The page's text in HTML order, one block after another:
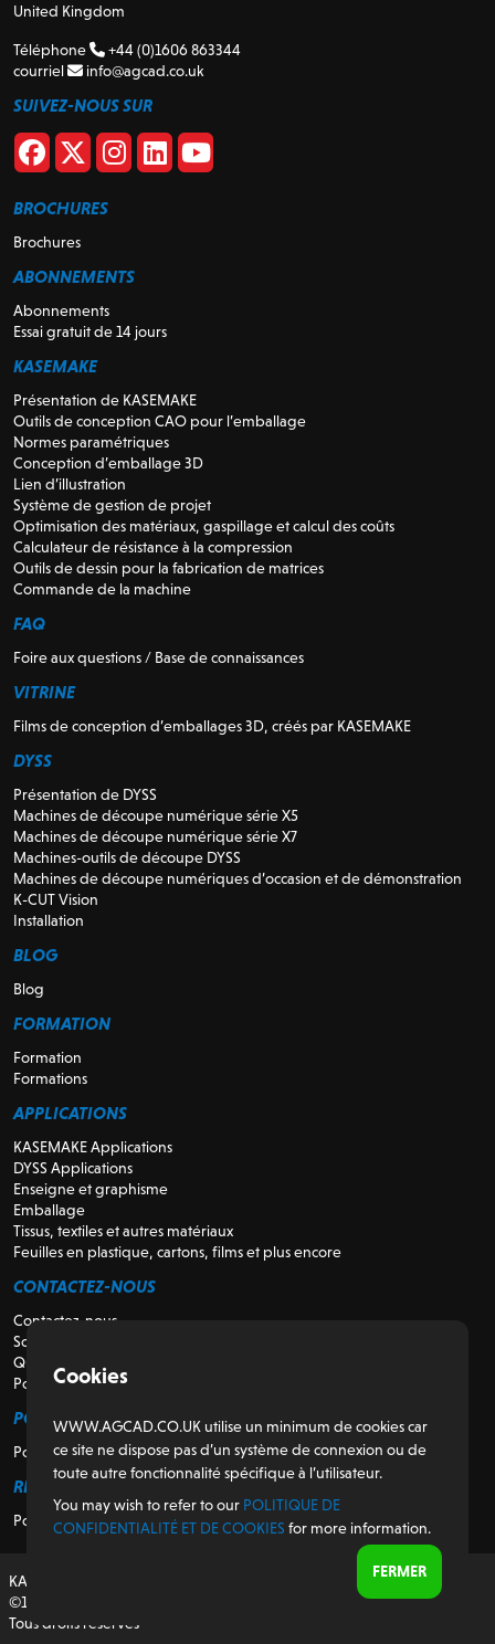
United Kingdom
Téléphone
+44 (0)1606 863344
courriel
info@agcad.co.uk
SUIVEZ-NOUS SUR
BROCHURES
Brochures
ABONNEMENTS
Abonnements
Essai gratuit de 14 jours
KASEMAKE
Présentation de KASEMAKE
Outils de conception CAO pour l’emballage
Normes paramétriques
Conception d’emballage 3D
Lien d’illustration
Système de gestion de projet
Optimisation des matériaux, gaspillage et calcul des coûts
Calculateur de résistance à la compression
Outils de dessin pour la fabrication de matrices
Commande de la machine
FAQ
Foire aux questions / Base de connaissances
VITRINE
Films de conception d’emballages 3D, créés par KASEMAKE
DYSS
Présentation de DYSS
Machines de découpe numérique série X5
Machines de découpe numérique série X7
Machines-outils de découpe DYSS
Machines de découpe numériques d’occasion et de démonstration
K-CUT Vision
Installation
BLOG
Blog
FORMATION
Formation
Formations
APPLICATIONS
KASEMAKE Applications
DYSS Applications
Enseigne et graphisme
Emballage
Tissus, textiles et autres matériaux
Feuilles en plastique, cartons, films et plus encore
CONTACTEZ-NOUS
Contactez-nous
Soutien
Qui sommes-nous
Pour les revendeurs
POUR LES CLIENTS
Portail client
RÉGULATEUR
Politique de confidentialité et de cookies
KASEMAKE, conçu et développé au Royaume-Uni
©1987-2026 AG/CAD Limited
Tous droits réservés
Cookies
WWW.AGCAD.CO.UK utilise un minimum de cookies car
ce site ne dispose pas d’un système de connexion ou de
toute autre fonctionnalité spécifique à l’utilisateur.
You may wish to refer to our POLITIQUE DE
CONFIDENTIALITÉ ET DE COOKIES for more information.
FERMER